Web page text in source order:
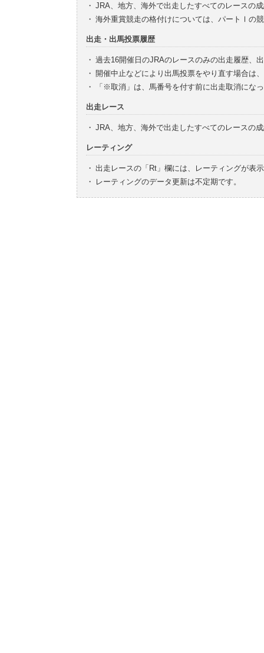
・ JRA、地方、海外で出走したすべてのレースの
・ 海外重賞競走の格付けについては、パートⅠの
出走・出馬投票履歴
・ 過去16開催日のJRAのレースのみの出走履歴、
・ 開催中止などにより出馬投票をやり直す場合は
・
「※取消」は、馬番号を付す前に出走取消にな
出走レース
・ JRA、地方、海外で出走したすべてのレースの
レーティング
・ 出走レースの「Rt」欄には、レーティングが表
・
レーティングのデータ更新は不定期です。